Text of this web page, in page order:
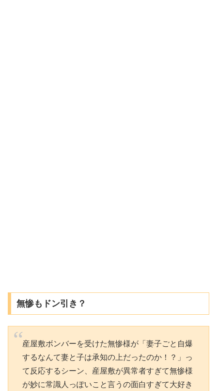
無惨もドン引き？
産屋敷ボンバーを受けた無惨様が「妻子ごと自爆
するなんて妻と子は承知の上だったのか！？」っ
て反応するシーン、産屋敷が異常者すぎて無惨様
が妙に常識人っぽいこと言うの面白すぎて大好き